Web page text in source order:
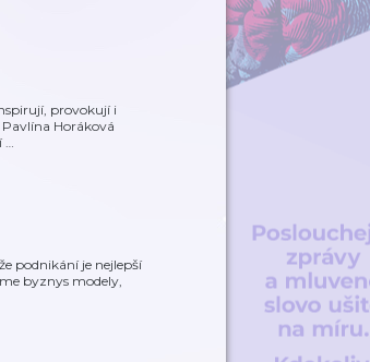
provokují i
Horáková
…
podnikání je nejlepší
byznys modely,